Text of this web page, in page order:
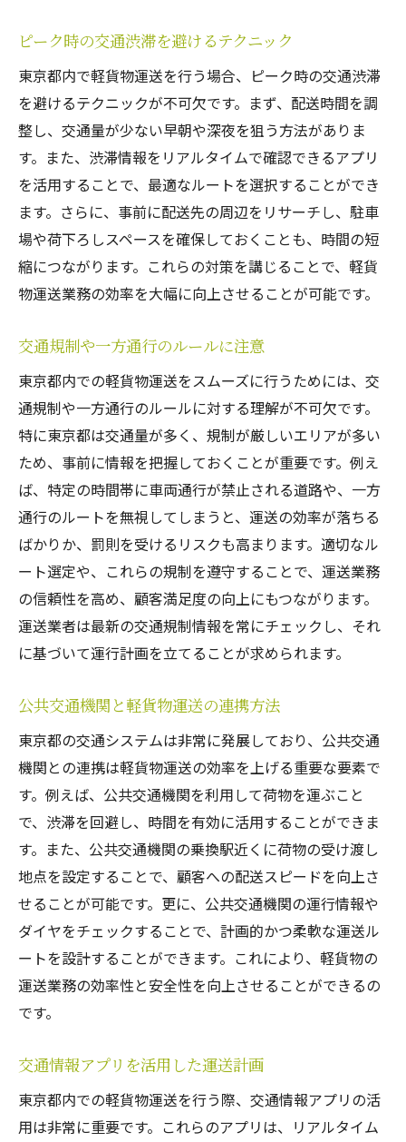
燃費性能と環境負荷を考慮した車両選び
車両サイズと積載量のバランスを取る
最新の軽貨物車両とその特徴
車両のメンテナンス費用を節約する方法
運送業務における車両のリースと購入の比
較
運送ルートの最適化で効率アップ東京都の軽貨
物運送
最短ルートの設定とその利点
リアルタイムでルートを最適化する方法
渋滞情報を活用したルート再設定
配達エリアごとのルートプラン例
地理情報システム(GIS)の活用
運送ルートの評価と改善方法
軽貨物の法規制と必要な許可東京都での運送業
務の基本
東京都内での軽貨物運送に必要な許可一覧
許可申請の流れと必要書類
法規制に関する最新情報とその解説
軽貨物運送業務に関する法的義務
運送中の事故対応と保険の選び方
軽貨物運送業務を東京都で円滑に始めるための
重要チェックリスト
業務開始前に確認すべき基本事項
初期投資と費用の見積もり
必要な機材とその準備
スタッフの採用と教育
業務開始後のフォローアップ体制
顧客対応とサービス向上策
東京都内での軽貨物運送を成功させるためのポ
イント徹底解説
運送業務の効率化とコスト削減術
市場調査と競合分析の重要性
ITツールの導入と活用方法
ピーク時の交通渋滞を避けるテクニック
東京都内で軽貨物運送を行う場合、ピーク時の交通渋滞
を避けるテクニックが不可欠です。まず、配送時間を調
整し、交通量が少ない早朝や深夜を狙う方法がありま
す。また、渋滞情報をリアルタイムで確認できるアプリ
を活用することで、最適なルートを選択することができ
ます。さらに、事前に配送先の周辺をリサーチし、駐車
場や荷下ろしスペースを確保しておくことも、時間の短
縮につながります。これらの対策を講じることで、軽貨
物運送業務の効率を大幅に向上させることが可能です。
交通規制や一方通行のルールに注意
東京都内での軽貨物運送をスムーズに行うためには、交
通規制や一方通行のルールに対する理解が不可欠です。
特に東京都は交通量が多く、規制が厳しいエリアが多い
ため、事前に情報を把握しておくことが重要です。例え
ば、特定の時間帯に車両通行が禁止される道路や、一方
通行のルートを無視してしまうと、運送の効率が落ちる
ばかりか、罰則を受けるリスクも高まります。適切なル
ート選定や、これらの規制を遵守することで、運送業務
の信頼性を高め、顧客満足度の向上にもつながります。
運送業者は最新の交通規制情報を常にチェックし、それ
に基づいて運行計画を立てることが求められます。
公共交通機関と軽貨物運送の連携方法
東京都の交通システムは非常に発展しており、公共交通
機関との連携は軽貨物運送の効率を上げる重要な要素で
す。例えば、公共交通機関を利用して荷物を運ぶこと
で、渋滞を回避し、時間を有効に活用することができま
す。また、公共交通機関の乗換駅近くに荷物の受け渡し
地点を設定することで、顧客への配送スピードを向上さ
せることが可能です。更に、公共交通機関の運行情報や
ダイヤをチェックすることで、計画的かつ柔軟な運送ル
ートを設計することができます。これにより、軽貨物の
運送業務の効率性と安全性を向上させることができるの
です。
交通情報アプリを活用した運送計画
東京都内での軽貨物運送を行う際、交通情報アプリの活
用は非常に重要です。これらのアプリは、リアルタイム